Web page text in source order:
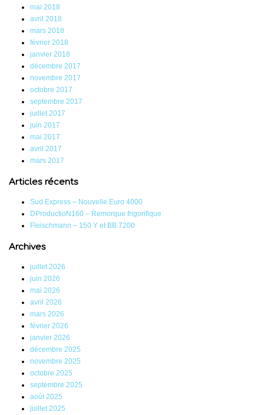
mai 2018
avril 2018
mars 2018
février 2018
janvier 2018
décembre 2017
novembre 2017
octobre 2017
septembre 2017
juillet 2017
juin 2017
mai 2017
avril 2017
mars 2017
Articles récents
Sud Express – Nouvelle Euro 4000
DProductioN160 – Remorque frigorifique
Fleischmann – 150 Y et BB 7200
Archives
juillet 2026
juin 2026
mai 2026
avril 2026
mars 2026
février 2026
janvier 2026
décembre 2025
novembre 2025
octobre 2025
septembre 2025
août 2025
juillet 2025